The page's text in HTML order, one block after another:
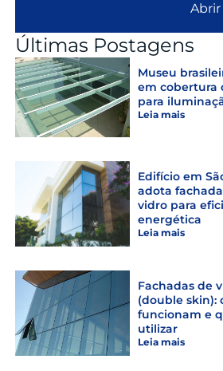
Últimas Postagens
Museu
em cobertura
para
Leia mais
Edifício em
adota
vidro para
energética
Leia mais
Fachadas de
(double skin):
funcionam e
utilizar
Leia mais